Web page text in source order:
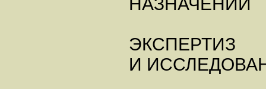
ЭКСПЕРТИЗ
И